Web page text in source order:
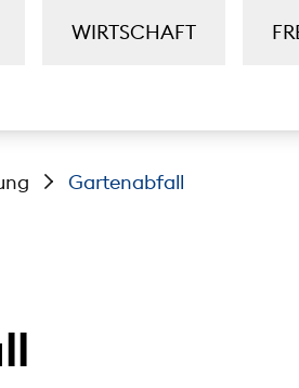
WIRTSCHAFT
Gartenabfall